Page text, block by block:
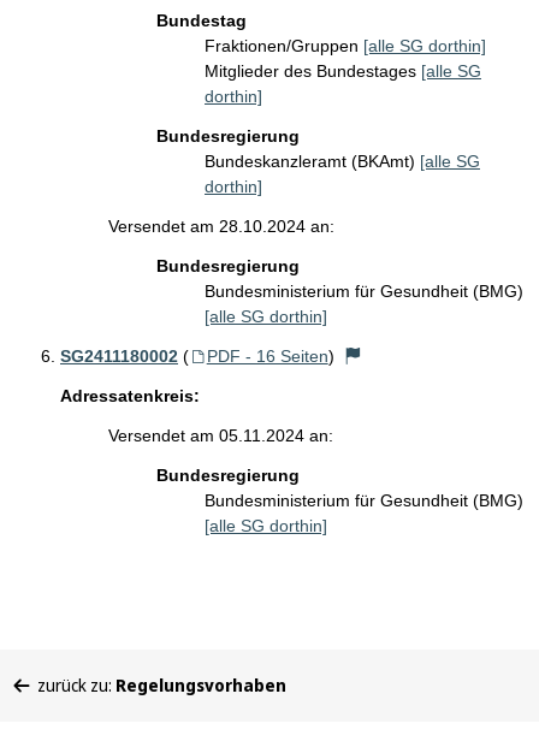
Bundestag
Fraktionen/Gruppen [alle SG dorthin]
Mitglieder des Bundestages [alle SG
dorthin]
Bundesregierung
Bundeskanzleramt (BKAmt) [alle SG
dorthin]
Versendet am 28.10.2024 an:
Bundesregierung
Bundesministerium für Gesundheit (BMG)
[alle SG dorthin]
SG2411180002 ( PDF - 16 Seiten)
Adressatenkreis:
Versendet am 05.11.2024 an:
Bundesregierung
Bundesministerium für Gesundheit (BMG)
[alle SG dorthin]
befinden
zurück zu: Regelungsvorhaben